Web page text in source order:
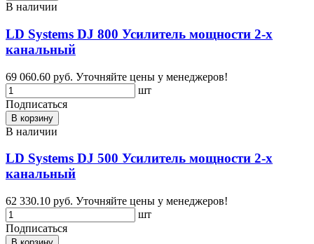
В наличии
LD Systems DJ 800 Усилитель мощности 2-х
канальный
69 060.60 руб. Уточняйте цены у менеджеров!
шт
Подписаться
В корзину
В наличии
LD Systems DJ 500 Усилитель мощности 2-х
канальный
62 330.10 руб. Уточняйте цены у менеджеров!
шт
Подписаться